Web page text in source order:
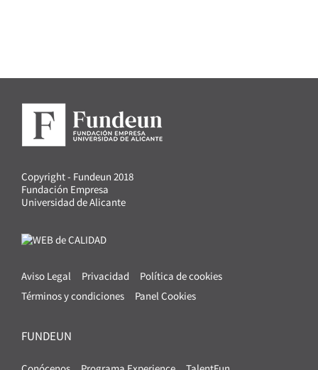
Copyright - Fundeun 2018
Fundación Empresa
Universidad de Alicante
Aviso Legal Privacidad
Política de cookies
Términos y condiciones
Panel Cookies
FUNDEUN